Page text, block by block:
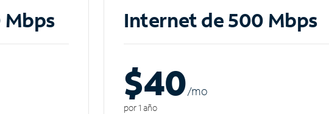
Internet de 500 Mbps
$40/mo
por 1 año